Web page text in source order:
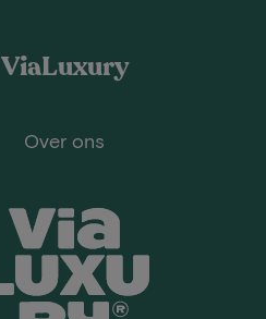
ViaLuxury
Over ons